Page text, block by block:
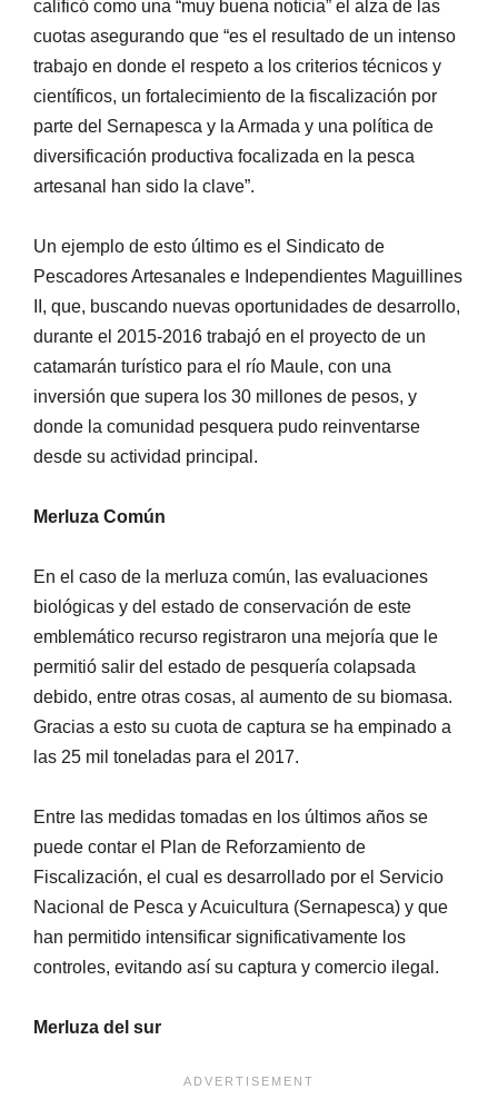
calificó como una “muy buena noticia” el alza de las
cuotas asegurando que “es el resultado de un intenso
trabajo en donde el respeto a los criterios técnicos y
científicos, un fortalecimiento de la fiscalización por
parte del Sernapesca y la Armada y una política de
diversificación productiva focalizada en la pesca
artesanal han sido la clave”.
Un ejemplo de esto último es el Sindicato de
Pescadores Artesanales e Independientes Maguillines
II, que, buscando nuevas oportunidades de desarrollo,
durante el 2015-2016 trabajó en el proyecto de un
catamarán turístico para el río Maule, con una
inversión que supera los 30 millones de pesos, y
donde la comunidad pesquera pudo reinventarse
desde su actividad principal.
Merluza Común
En el caso de la merluza común, las evaluaciones
biológicas y del estado de conservación de este
emblemático recurso registraron una mejoría que le
permitió salir del estado de pesquería colapsada
debido, entre otras cosas, al aumento de su biomasa.
Gracias a esto su cuota de captura se ha empinado a
las 25 mil toneladas para el 2017.
Entre las medidas tomadas en los últimos años se
puede contar el Plan de Reforzamiento de
Fiscalización, el cual es desarrollado por el Servicio
Nacional de Pesca y Acuicultura (Sernapesca) y que
han permitido intensificar significativamente los
controles, evitando así su captura y comercio ilegal.
Merluza del sur